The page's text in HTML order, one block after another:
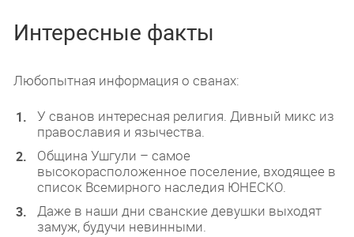
Интересные факты
Любопытная информация о сванах:
У сванов интересная религия. Дивный микс из
православия и язычества.
Община Ушгули – самое
высокорасположенное поселение, входящее в
список Всемирного наследия ЮНЕСКО.
Даже в наши дни сванские девушки выходят
замуж, будучи невинными.